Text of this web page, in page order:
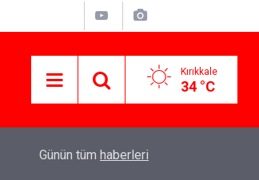
Kırıkkale
34 °C
MKE’nin Yerli Savunma Teknolojileri Dünya
Günün tüm haberleri